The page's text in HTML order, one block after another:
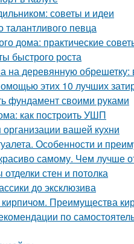
советы и идеи
певца
дома: практические
быстрого роста
деревянную обрешетку:
этих 10 лучших
фундамент своими руками
как построить УШП
вашей кухни
Особенности и
самому. Чем лучше
стен и потолка
до эксклюзива
Преимущества
по